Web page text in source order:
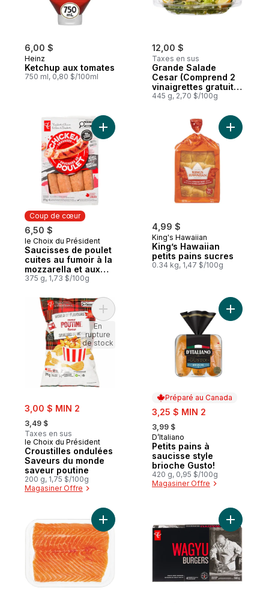
6,00 $
Heinz
Ketchup aux tomates
750 ml, 0,80 $/100ml
12,00 $
Taxes en sus
Grande Salade
Cesar (Comprend 2
vinaigrettes gratuits
de 44 ml)
445 g, 2,70 $/100g
Coup de cœur
6,50 $
Coup de cœur
le Choix du Président
Saucisses de poulet
cuites au fumoir à la
mozzarella et aux
poivrons rouges
375 g, 1,73 $/100g
4,99 $
King's Hawaiian
King’s Hawaiian
petits pains sucres
0.34 kg, 1,47 $/100g
Ajouter
sale:
3,00 $ MIN 2
, formerly:
3,49 $
Taxes en sus
le Choix du Président
Croustilles ondulées
Saveurs du monde
saveur poutine
200 g, 1,75 $/100g
Magasiner Offre
Ajouter Croustilles ondulées Saveurs du
En
rupture
de stock
Préparé au Canada
sale:
3,25 $ MIN 2
, formerly:
3,99 $
Préparé au Canada
D’Italiano
Petits pains à
saucisse style
brioche Gusto!
420 g, 0,95 $/100g
Magasiner Offre
Ajouter
Ajouter Filet de saumon de l’Atlantique,
Ajouter